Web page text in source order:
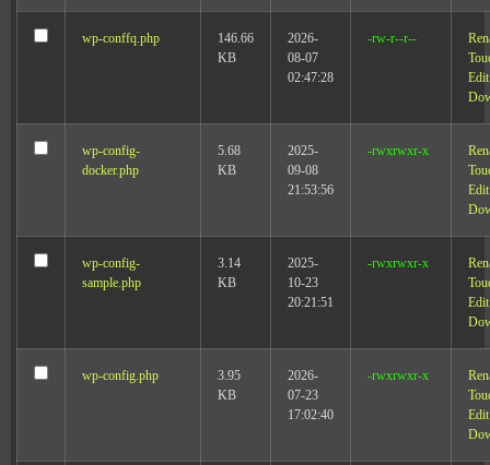
wp-conffq.php
146.66
KB
2026-
08-07
02:47:28
-rw-r--r--
Edit
wp-config-
docker.php
5.68
KB
2025-
09-08
21:53:56
-rwxrwxr-x
Edit
wp-config-
sample.php
3.14
KB
2025-
10-23
20:21:51
-rwxrwxr-x
Edit
wp-config.php
3.95
KB
2026-
07-23
17:02:40
-rwxrwxr-x
Edit